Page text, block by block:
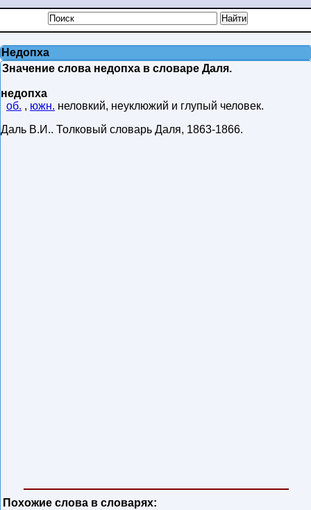
Недопха
Значение слова недопха в словаре Даля.
недопха
об. , южн. неловкий, неуклюжий и глупый человек.
Даль В.И.. Толковый словарь Даля, 1863-1866.
Похожие слова в словарях: